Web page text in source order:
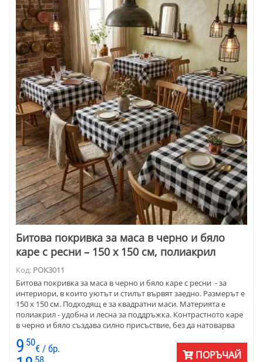
Битова покривка за маса в черно и бяло
каре с ресни – 150 x 150 см, полиакрил
Код: POK3011
Битова покривка за маса в черно и бяло каре с ресни - за
интериори, в които уютът и стилът вървят заедно. Размерът е
150 x 150 см. Подходящ е за квадратни маси. Материята е
полиакрил - удобна и лесна за поддръжка. Контрастното каре
в черно и бяло създава силно присъствие, без да натоварва
Покривката е подходяща за дома, за ресторант, механа.
9 50
€ / бр.
58 ПОРЪЧАЙ